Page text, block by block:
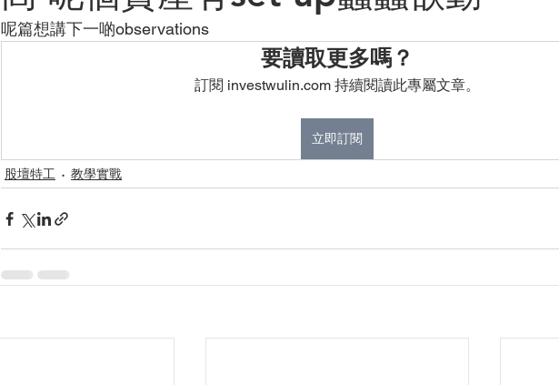
呢篇想講下一啲observations
要讀取更多嗎？
訂閱 investwulin.com 持續閱讀此專屬文章。
立即訂閱
股壇特工 教學實戰